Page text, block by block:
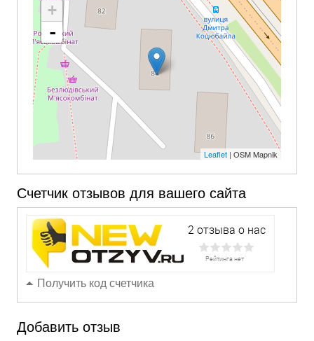
+
-
Leaflet| OSM Mapnik
Счетчик отзывов для вашего сайта
Получить код счетчика
Добавить отзыв